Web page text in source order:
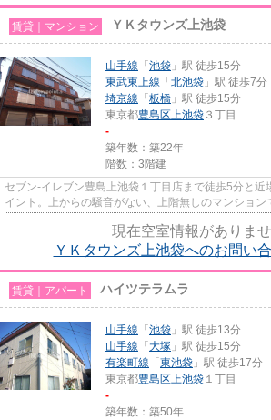
賃貸｜マンション ＹＫタウンズ上池袋
山手線 「 池袋 」駅 徒歩15分
東武東上線 「 北池袋 」駅 徒歩7分
埼京線 「 板橋 」駅 徒歩15分
東京都豊島区上池袋 ３丁目
-
築年数：築22年
階数：3階建
セブン-イレブン豊島上池袋１丁目店まで徒歩5分と近
イント。上からの騒音がない、上階無しのマンショ
現在空室情報がありませ
ＹＫタウンズ上池袋へのお問い
賃貸｜アパート ハイツテラムラ
山手線 「 池袋 」駅 徒歩13分
山手線 「 大塚 」駅 徒歩15分
有楽町線 「 東池袋 」駅 徒歩17分
東京都豊島区上池袋 １丁目
-
築年数：築50年